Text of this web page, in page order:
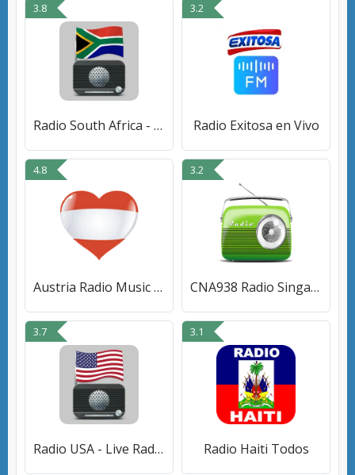
3.8
Radio South Africa - FM Radio
3.2
Radio Exitosa en Vivo
4.8
Austria Radio Music & News
3.2
CNA938 Radio Singapore App SG
3.7
Radio USA - Live Radio FM / AM
3.1
Radio Haiti Todos